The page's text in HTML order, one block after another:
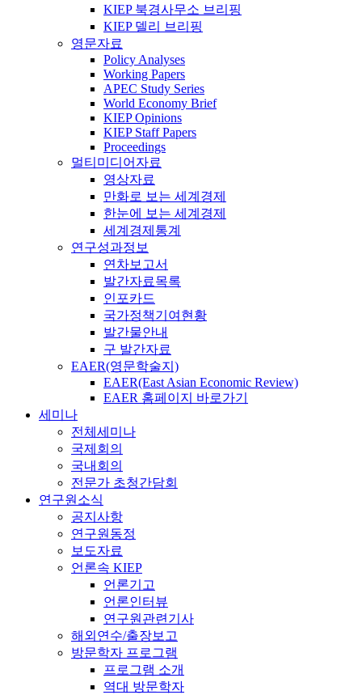
KIEP 북경사무소 브리핑
KIEP 델리 브리핑
영문자료
Policy Analyses
Working Papers
APEC Study Series
World Economy Brief
KIEP Opinions
KIEP Staff Papers
Proceedings
멀티미디어자료
영상자료
만화로 보는 세계경제
한눈에 보는 세계경제
세계경제통계
연구성과정보
연차보고서
발간자료목록
인포카드
국가정책기여현황
발간물안내
구 발간자료
EAER(영문학술지)
EAER(East Asian Economic Review)
EAER 홈페이지 바로가기
세미나
전체세미나
국제회의
국내회의
전문가 초청간담회
연구원소식
공지사항
연구원동정
보도자료
언론속 KIEP
언론기고
언론인터뷰
연구원관련기사
해외연수/출장보고
방문학자 프로그램
프로그램 소개
역대 방문학자